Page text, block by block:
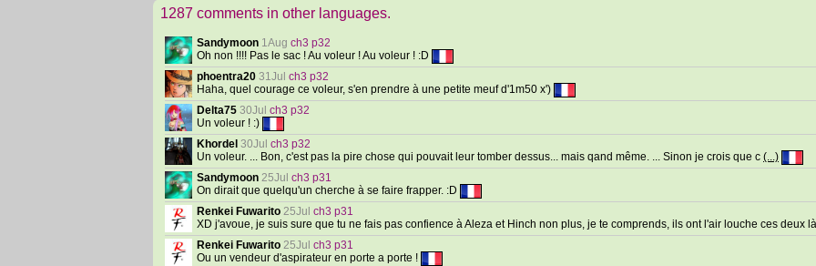
1287 comments in other languages.
Sandymoon 1Aug ch3 p32
Oh non !!!! Pas le sac ! Au voleur ! Au voleur ! :D
phoentra20 31Jul ch3 p32
Haha, quel courage ce voleur, s'en prendre à une petite meuf d'1m50 x')
Delta75 30Jul ch3 p32
Un voleur ! :)
Khordel 30Jul ch3 p32
Un voleur. ... Bon, c'est pas la pire chose qui pouvait leur tomber dessus... mais qand même. ... Sinon je crois que c (...)
Sandymoon 25Jul ch3 p31
On dirait que quelqu'un cherche à se faire frapper. :D
Renkei Fuwarito 25Jul ch3 p31
XD j'avoue, je suis sure que tu ne fais pas confience à Aleza et Hinch non plus, je te comprends, ils ont l'air louche ces deux là
Renkei Fuwarito 25Jul ch3 p31
Ou un vendeur d'aspirateur en porte a porte !